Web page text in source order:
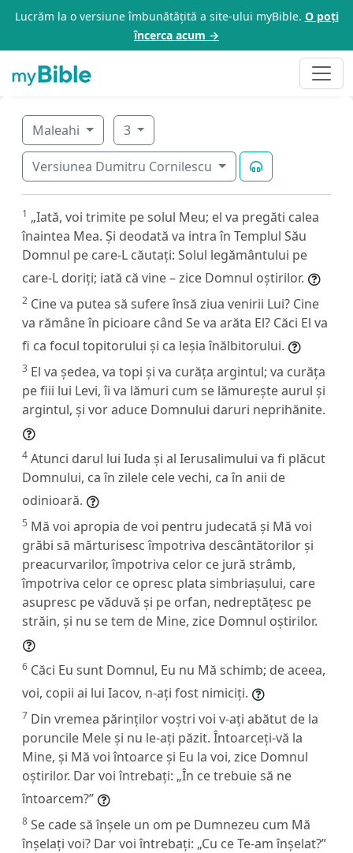
Lucrăm la o versiune îmbunătățită a site-ului myBible. O poți
încerca acum →
Maleahi 3
Versiunea Dumitru Cornilescu
1 „Iată, voi trimite pe solul Meu; el va pregăti calea
înaintea Mea. Și deodată va intra în Templul Său
Domnul pe care-L căutați: Solul legământului pe
care-L doriți; iată că vine – zice Domnul oștirilor.
2 Cine va putea să sufere însă ziua venirii Lui? Cine
va rămâne în picioare când Se va arăta El? Căci El va
fi ca focul topitorului și ca leșia înălbitorului.
3 El va ședea, va topi și va curăța argintul; va curăța
pe fiii lui Levi, îi va lămuri cum se lămurește aurul și
argintul, și vor aduce Domnului daruri neprihănite.
4 Atunci darul lui Iuda și al Ierusalimului va fi plăcut
Domnului, ca în zilele cele vechi, ca în anii de
odinioară.
5 Mă voi apropia de voi pentru judecată și Mă voi
grăbi să mărturisesc împotriva descântătorilor și
preacurvarilor, împotriva celor ce jură strâmb,
împotriva celor ce opresc plata simbriașului, care
asupresc pe văduvă și pe orfan, nedreptățesc pe
străin, și nu se tem de Mine, zice Domnul oștirilor.
6 Căci Eu sunt Domnul, Eu nu Mă schimb; de aceea,
voi, copii ai lui Iacov, n-ați fost nimiciți.
7 Din vremea părinților voștri voi v-ați abătut de la
poruncile Mele și nu le-ați păzit. Întoarceți-vă la
Mine, și Mă voi întoarce și Eu la voi, zice Domnul
oștirilor. Dar voi întrebați: „În ce trebuie să ne
întoarcem?”
8 Se cade să înșele un om pe Dumnezeu cum Mă
înșelați voi? Dar voi întrebați: „Cu ce Te-am înșelat?”